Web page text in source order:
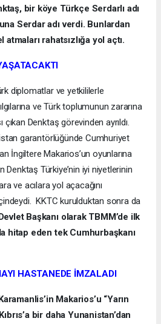
bir köye Türkçe Serdarlı adı
Serdar adı verdi. Bunlardan
rahatsızlığa yol açtı.
diplomatlar ve yetkililerle
ve Türk toplumunun zararına
Denktaş görevinden ayrıldı.
garantörlüğünde Cumhuriyet
İngiltere Makarios’un oyunlarına
Denktaş Türkiye’nin iyi niyetlerinin
ve acılara yol açacağını
içindeydi. KKTC kurulduktan sonra da
Başkanı olarak TBMM’de ilk
hitap eden tek Cumhurbaşkanı
HASTANEDE İMZALADI
Makarios’u “Yarın
bir daha Yunanistan’dan